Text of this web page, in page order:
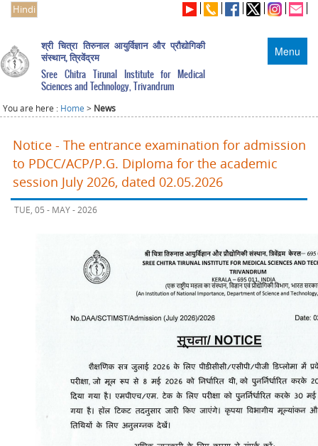
Hindi
Menu
श्री चित्रा तिरुनाल आयुर्विज्ञान और प्रौद्योगिकी
संस्थान, त्रिवेंद्रम
Sree Chitra Tirunal Institute for Medical
Sciences and Technology, Trivandrum
You are here : Home > News
Notice - The entrance examination for admission
to PDCC/ACP/P.G. Diploma for the academic
session July 2026, dated 02.05.2026
TUE, 05 - MAY - 2026